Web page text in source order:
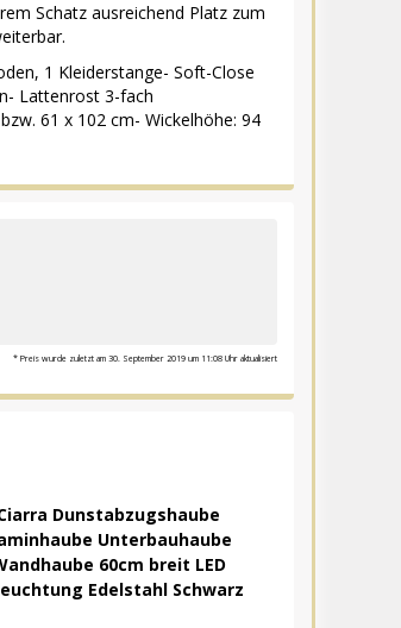
Schatz ausreichend Platz zum
1 Kleiderstange- Soft-Close
Lattenrost 3-fach
61 x 102 cm- Wickelhöhe: 94
* Preis wurde zuletzt am 30. September 2019 um 11:08 Uhr aktualisiert
Dunstabzugshaube
Unterbauhaube
60cm breit LED
Edelstahl Schwarz